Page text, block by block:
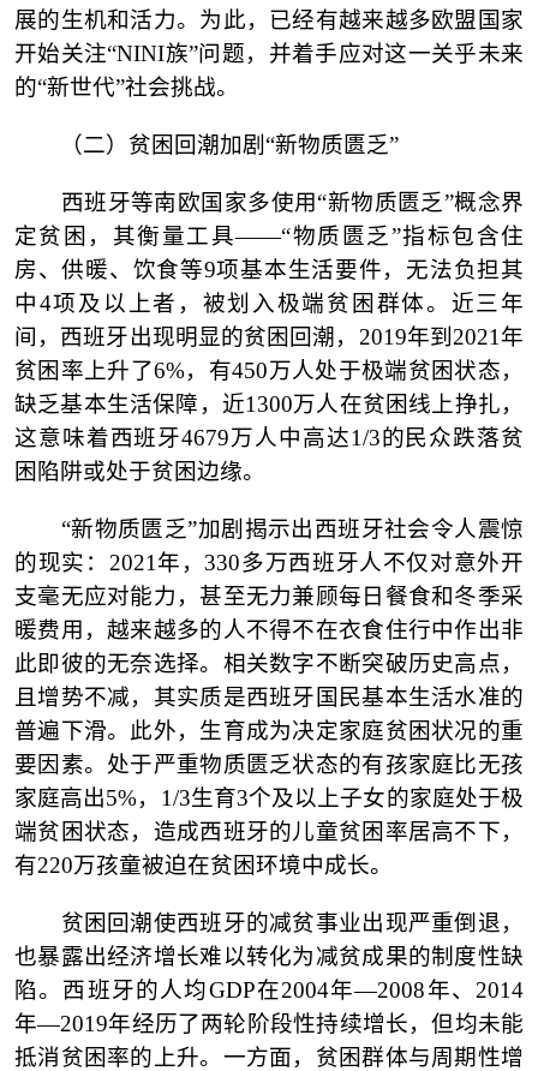
展的生机和活力。为此，已经有越来越多欧盟国家
开始关注“NINI族”问题，并着手应对这一关乎未来
的“新世代”社会挑战。
（二） 贫困回潮加剧 “新物质匮乏”
西班牙等南欧国家多使用“新物质匮乏”概念界
定贫困，其衡量工具——“物质匮乏”指标包含住
房、供暖、饮食等9项基本生活要件，无法负担其
中4项及以上者，被划入极端贫困群体。近三年
间，西班牙出现明显的贫困回潮，2019年到2021年
贫困率上升了6%，有450万人处于极端贫困状态，
缺乏基本生活保障，近1300万人在贫困线上挣扎，
这意味着西班牙4679万人中高达1/3的民众跌落贫
困陷阱或处于贫困边缘。
“新物质匮乏”加剧揭示出西班牙社会令人震惊
的现实：2021年，330多万西班牙人不仅对意外开
支毫无应对能力，甚至无力兼顾每日餐食和冬季采
暖费用，越来越多的人不得不在衣食住行中作出非
此即彼的无奈选择。相关数字不断突破历史高点，
且增势不减，其实质是西班牙国民基本生活水准的
普遍下滑。此外，生育成为决定家庭贫困状况的重
要因素。处于严重物质匮乏状态的有孩家庭比无孩
家庭高出5%，1/3生育3个及以上子女的家庭处于极
端贫困状态，造成西班牙的儿童贫困率居高不下，
有220万孩童被迫在贫困环境中成长。
贫困回潮使西班牙的减贫事业出现严重倒退，
也暴露出经济增长难以转化为减贫成果的制度性缺
陷。西班牙的人均GDP在2004年—2008年、2014
年—2019年经历了两轮阶段性持续增长，但均未能
抵消贫困率的上升。一方面，贫困群体与周期性增